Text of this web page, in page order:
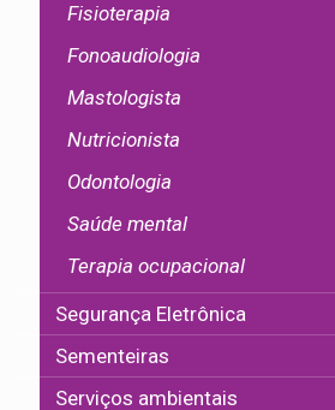
Fisioterapia
Fonoaudiologia
Mastologista
Nutricionista
Odontologia
Saúde mental
Terapia ocupacional
Segurança Eletrônica
Sementeiras
Serviços ambientais